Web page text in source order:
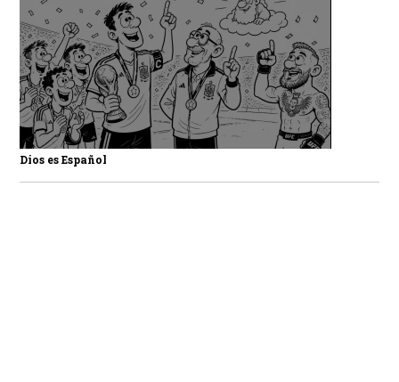
Dios es Español